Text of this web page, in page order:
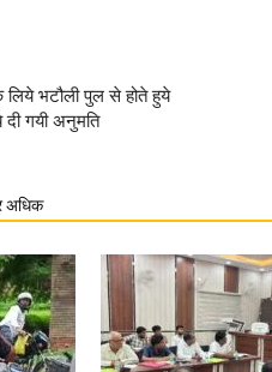
भटौली पुल से होते हुये
गयी अनुमति